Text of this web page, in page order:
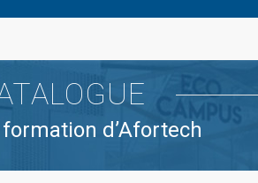
d’Afortech